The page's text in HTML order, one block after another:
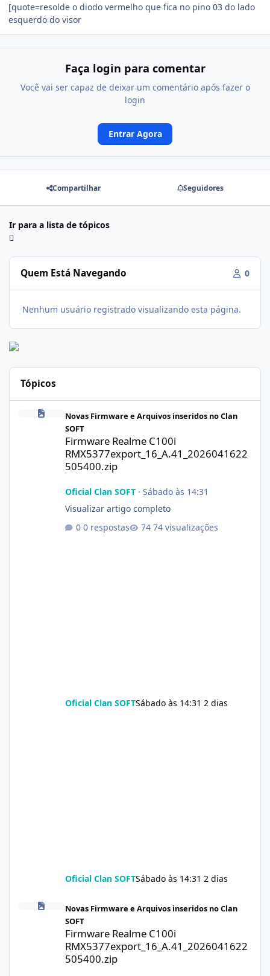
[quote=resolde o diodo vermelho que fica no pino 03 do lado
esquerdo do visor
Faça login para comentar
Você vai ser capaz de deixar um comentário após fazer o
login
Entrar Agora
Compartilhar Seguidores
Ir para a lista de tópicos
Quem Está Navegando 0
Nenhum usuário registrado visualizando esta página.
Tópicos
Novas Firmware e Arquivos inseridos no Clan
SOFT
Firmware Realme C100i
RMX5377export_16_A.41_2026041622
505400.zip
Oficial Clan SOFT· Sábado às 14:31
Visualizar artigo completo
0 respostas
74 visualizações
Oficial Clan SOFTSábado às 14:31 2 dias
Oficial Clan SOFTSábado às 14:31 2 dias
Firmware Realme C100i
Novas Firmware e Arquivos inseridos no Clan
SOFT
Firmware Realme C100i
RMX5377export_16_A.41_2026041622
505400.zip